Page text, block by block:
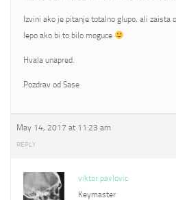
Izvini ako je pitanje totalno glupo, ali zaista
lepo ako bi to bilo moguce
Hvala unapred.
Pozdrav od Sase
May 14, 2017 at 11:23 am
REPLY
viktor pavlovic
Keymaster